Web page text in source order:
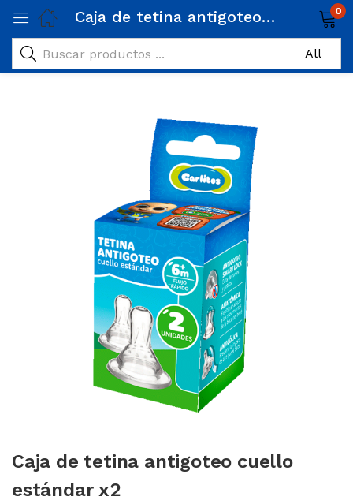
Caja de tetina antigoteo cuello estándar x2 0
Caja de tetina antigoteo cuello
estándar x2